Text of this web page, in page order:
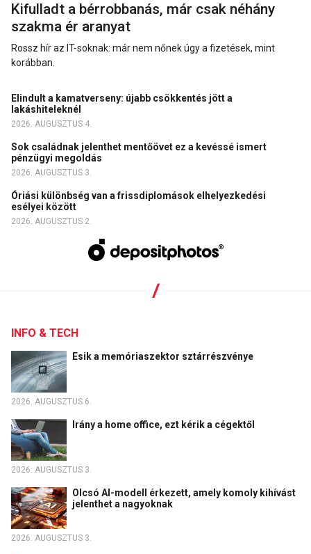
Kifulladt a bérrobbanás, már csak néhány
szakma ér aranyat
Rossz hír az IT-soknak: már nem nőnek úgy a fizetések, mint
korábban.
Elindult a kamatverseny: újabb csökkentés jött a
lakáshiteleknél
2026. AUGUSZTUS 4.
Sok családnak jelenthet mentőövet ez a kevéssé ismert
pénzügyi megoldás
2026. AUGUSZTUS 3.
Óriási különbség van a frissdiplomások elhelyezkedési
esélyei között
2026. AUGUSZTUS 2.
INFO & TECH
Esik a memóriaszektor sztárrészvénye
2026. AUGUSZTUS 6.
Irány a home office, ezt kérik a cégektől
2026. AUGUSZTUS 3.
Olcsó AI-modell érkezett, amely komoly kihívást
jelenthet a nagyoknak
2026. AUGUSZTUS 3.